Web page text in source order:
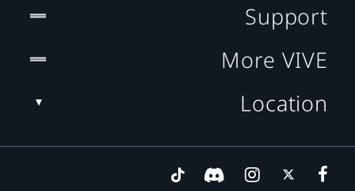
Support
More VIVE
Location